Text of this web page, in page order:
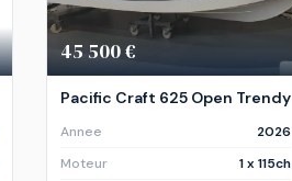
45 500 €
Pacific Craft 625 Open Trendy
Annee
2026
Moteur
1 x 115ch